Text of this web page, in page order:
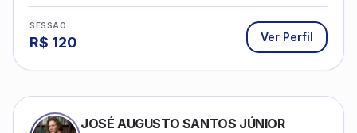
SESSÃO
R$ 120 Ver Perfil
JOSÉ AUGUSTO SANTOS JÚNIOR